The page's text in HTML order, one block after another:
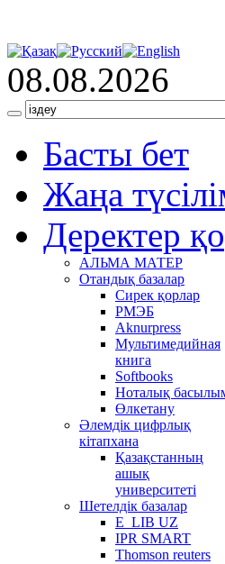
08.08.2026
Басты бет
Жаңа
Деректер
АЛЬМА МАТЕР
Отандық базалар
Сирек қорлар
РМЭБ
Аknurpress
Мультимедийная
книга
Softbooks
Ноталық
Өлкетану
Әлемдік цифрлық
кітапхана
Қазақстанның
ашық
университеті
Шетелдік базалар
E_LIB UZ
IPR SMART
Thomson reuters